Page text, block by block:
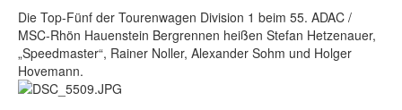
Die Top-Fünf der Tourenwagen Division 1 beim 55. ADAC /
MSC-Rhön Hauenstein Bergrennen heißen Stefan Hetzenauer,
„Speedmaster“, Rainer Noller, Alexander Sohm und Holger
Hovemann.